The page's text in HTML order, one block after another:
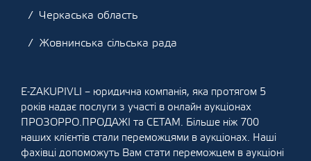
Черкаська область
Жовнинська сільська рада
E-ZAKUPIVLI – юридична компанія, яка протягом 5
років надає послуги з участі в онлайн аукціонах
ПРОЗОРРО.ПРОДАЖІ та СЕТАМ. Більше ніж 700
наших клієнтів стали переможцями в аукціонах. Наші
фахівці допоможуть Вам стати переможцем в аукціоні